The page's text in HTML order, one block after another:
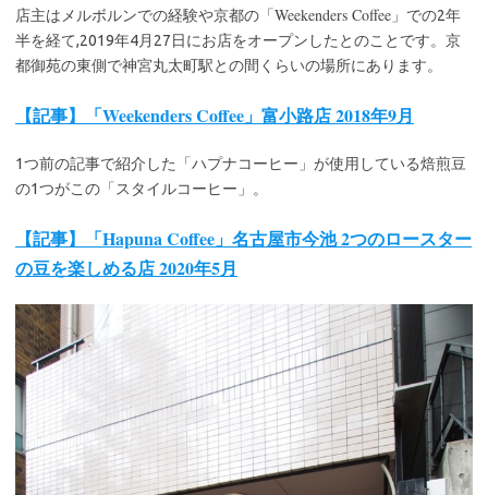
店主はメルボルンでの経験や京都の「Weekenders Coffee 」での2年
半を経て,2019年4月27日にお店をオープンしたとのことです。京
都御苑の東側で神宮丸太町駅との間くらいの場所にあります。
【記事】「Weekenders Coffee」富小路店 2018年9月
1つ前の記事で紹介した「ハプナコーヒー」が使用している焙煎豆
の1つがこの「スタイルコーヒー」。
【記事】「Hapuna Coffee」名古屋市今池 2つのロースター
の豆を楽しめる店 2020年5月